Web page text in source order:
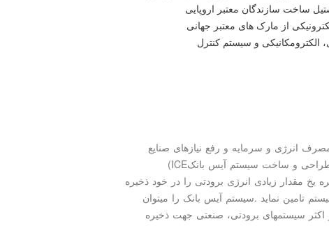
ساخت سازندگان معتبر اروپایی
از مارک های معتبر جهانی
و سیستم کنترل
انرژی و سرمایه و رفع نیازهای صنایع
طراحی و ساخت سیستم آیس بانک(ICE
یخ مقدار زیادی انرژی برودتی را در خود ذخیره
تامین نماید .سیستم آیس بانک را میتوان
اکثر سیستمهای برودتی، صنعتی جهت ذخیره